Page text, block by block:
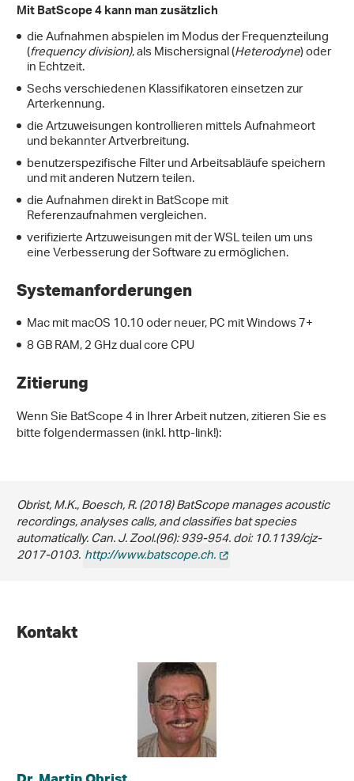
Mit BatScope 4 kann man zusätzlich
die Aufnahmen abspielen im Modus der Frequenzteilung
(frequency division), als Mischersignal (Heterodyne) oder
in Echtzeit.
Sechs verschiedenen Klassifikatoren einsetzen zur
Arterkennung.
die Artzuweisungen kontrollieren mittels Aufnahmeort
und bekannter Artverbreitung.
benutzerspezifische Filter und Arbeitsabläufe speichern
und mit anderen Nutzern teilen.
die Aufnahmen direkt in BatScope mit
Referenzaufnahmen vergleichen.
verifizierte Artzuweisungen mit der WSL teilen um uns
eine Verbesserung der Software zu ermöglichen.
Systemanforderungen
Mac mit macOS 10.10 oder neuer, PC mit Windows 7+
8 GB RAM, 2 GHz dual core CPU
Zitierung
Wenn Sie BatScope 4 in Ihrer Arbeit nutzen, zitieren Sie es
bitte folgendermassen (inkl. http-link!):
Obrist, M.K., Boesch, R. (2018) BatScope manages acoustic
recordings, analyses calls, and classifies bat species
automatically. Can. J. Zool.(96): 939-954. doi: 10.1139/cjz-
2017-0103.http://www.batscope.ch.
Kontakt